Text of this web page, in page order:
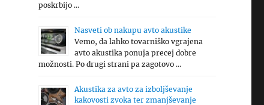
poskrbijo …
Nasveti ob nakupu avto akustike
Vemo, da lahko tovarniško vgrajena
avto akustika ponuja precej dobre
možnosti. Po drugi strani pa zagotovo …
Akustika za avto za izboljševanje
kakovosti zvoka ter zmanjševanje